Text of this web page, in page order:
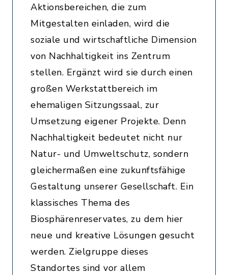
Aktionsbereichen, die zum
Mitgestalten einladen, wird die
soziale und wirtschaftliche Dimension
von Nachhaltigkeit ins Zentrum
stellen. Ergänzt wird sie durch einen
großen Werkstattbereich im
ehemaligen Sitzungssaal, zur
Umsetzung eigener Projekte. Denn
Nachhaltigkeit bedeutet nicht nur
Natur- und Umweltschutz, sondern
gleichermaßen eine zukunftsfähige
Gestaltung unserer Gesellschaft. Ein
klassisches Thema des
Biosphärenreservates, zu dem hier
neue und kreative Lösungen gesucht
werden. Zielgruppe dieses
Standortes sind vor allem